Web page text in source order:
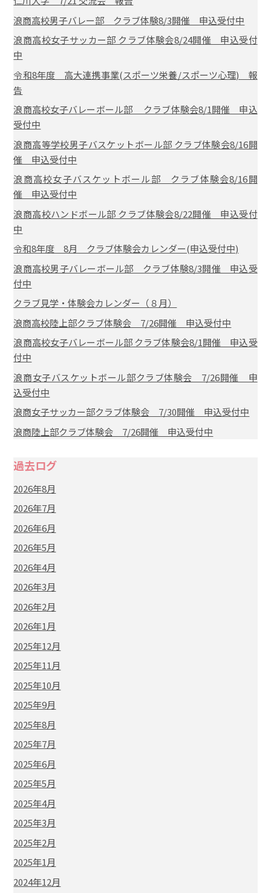
浪商高校男子バレー部 クラブ体験8/3開催 申込受付中
浪商高校女子サッカー部 クラブ体験会8/24開催 申込受付
中
令和8年度 高大連携事業(スポーツ栄養/スポーツ心理) 報
告
浪商高校女子バレーボール部 クラブ体験会8/1開催 申込
受付中
浪商高等学校男子バスケットボール部 クラブ体験会8/16開
催 申込受付中
浪商高校女子バスケットボール部 クラブ体験会8/16開
催 申込受付中
浪商高校ハンドボール部 クラブ体験会8/22開催 申込受付
中
令和8年度 8月 クラブ体験会カレンダー(申込受付中)
浪商高校男子バレーボール部 クラブ体験8/3開催 申込受
付中
クラブ見学・体験会カレンダー（８月）
浪商高校陸上部クラブ体験会 7/26開催 申込受付中
浪商高校女子バレーボール部 クラブ体験会8/1開催 申込受
付中
浪商女子バスケットボール部クラブ体験会 7/26開催 申
込受付中
浪商女子サッカー部クラブ体験会 7/30開催 申込受付中
浪商陸上部クラブ体験会 7/26開催 申込受付中
過去ログ
2026年8月
2026年7月
2026年6月
2026年5月
2026年4月
2026年3月
2026年2月
2026年1月
2025年12月
2025年11月
2025年10月
2025年9月
2025年8月
2025年7月
2025年6月
2025年5月
2025年4月
2025年3月
2025年2月
2025年1月
2024年12月